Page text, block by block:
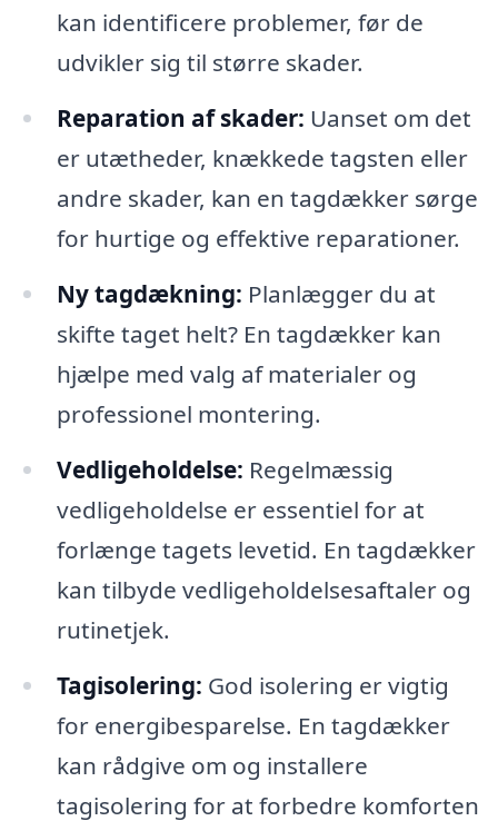
kan identificere problemer, før de
udvikler sig til større skader.
Reparation af skader: Uanset om det
er utætheder, knækkede tagsten eller
andre skader, kan en tagdækker sørge
for hurtige og effektive reparationer.
Ny tagdækning: Planlægger du at
skifte taget helt? En tagdækker kan
hjælpe med valg af materialer og
professionel montering.
Vedligeholdelse: Regelmæssig
vedligeholdelse er essentiel for at
forlænge tagets levetid. En tagdækker
kan tilbyde vedligeholdelsesaftaler og
rutinetjek.
Tagisolering: God isolering er vigtig
for energibesparelse. En tagdækker
kan rådgive om og installere
tagisolering for at forbedre komforten